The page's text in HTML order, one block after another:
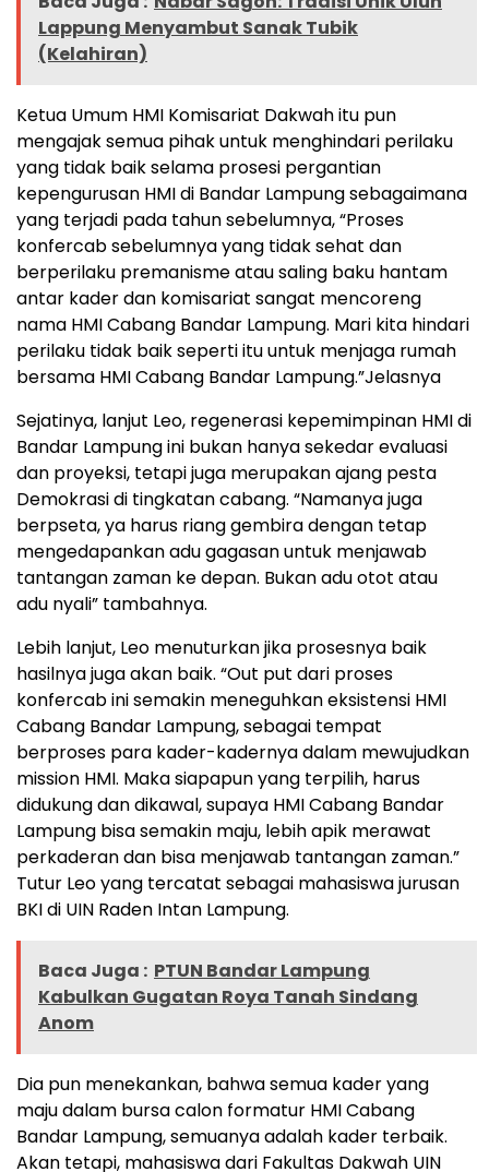
Lappung Menyambut Sanak Tubik
(Kelahiran)
Ketua Umum HMI Komisariat Dakwah itu pun
mengajak semua pihak untuk menghindari perilaku
yang tidak baik selama prosesi pergantian
kepengurusan HMI di Bandar Lampung sebagaimana
yang terjadi pada tahun sebelumnya, “Proses
konfercab sebelumnya yang tidak sehat dan
berperilaku premanisme atau saling baku hantam
antar kader dan komisariat sangat mencoreng
nama HMI Cabang Bandar Lampung. Mari kita hindari
perilaku tidak baik seperti itu untuk menjaga rumah
bersama HMI Cabang Bandar Lampung.”Jelasnya
Sejatinya, lanjut Leo, regenerasi kepemimpinan HMI di
Bandar Lampung ini bukan hanya sekedar evaluasi
dan proyeksi, tetapi juga merupakan ajang pesta
Demokrasi di tingkatan cabang. “Namanya juga
berpseta, ya harus riang gembira dengan tetap
mengedapankan adu gagasan untuk menjawab
tantangan zaman ke depan. Bukan adu otot atau
adu nyali” tambahnya.
Lebih lanjut, Leo menuturkan jika prosesnya baik
hasilnya juga akan baik. “Out put dari proses
konfercab ini semakin meneguhkan eksistensi HMI
Cabang Bandar Lampung, sebagai tempat
berproses para kader-kadernya dalam mewujudkan
mission HMI. Maka siapapun yang terpilih, harus
didukung dan dikawal, supaya HMI Cabang Bandar
Lampung bisa semakin maju, lebih apik merawat
perkaderan dan bisa menjawab tantangan zaman.”
Tutur Leo yang tercatat sebagai mahasiswa jurusan
BKI di UIN Raden Intan Lampung.
Baca Juga : PTUN Bandar Lampung
Kabulkan Gugatan Roya Tanah Sindang
Anom
Dia pun menekankan, bahwa semua kader yang
maju dalam bursa calon formatur HMI Cabang
Bandar Lampung, semuanya adalah kader terbaik.
Akan tetapi, mahasiswa dari Fakultas Dakwah UIN